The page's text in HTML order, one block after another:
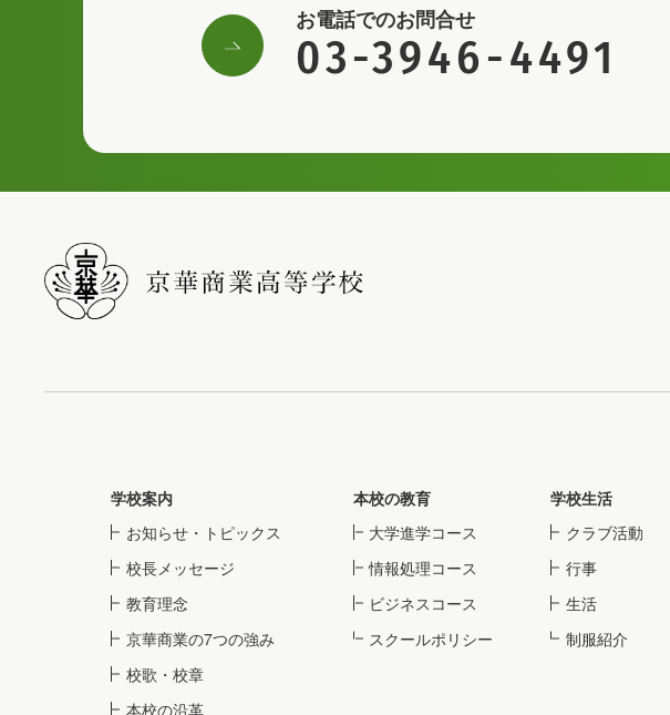
お電話でのお問合せ
03-3946-4491
学校案内
お知らせ・トピックス
校長メッセージ
教育理念
京華商業の7つの強み
校歌・校章
本校の沿革
本校の教育
大学進学コース
情報処理コース
ビジネスコース
スクールポリシー
学校生活
クラブ活動
行事
生活
制服紹介